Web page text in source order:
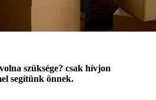
szüksége? csak hívjon
segítünk önnek.